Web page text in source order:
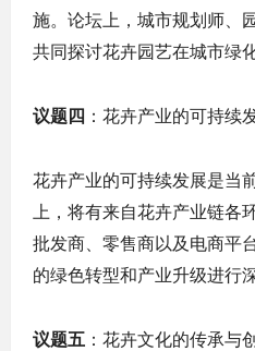
施。论坛上，城市规划师、
共同探讨花卉园艺在城市绿
议题四 ：花卉产业的可持续
花卉产业的可持续发展是当
上，将有来自花卉产业链各
批发商、零售商以及电商平
的绿色转型和产业升级进行
议题五 ：花卉文化的传承与